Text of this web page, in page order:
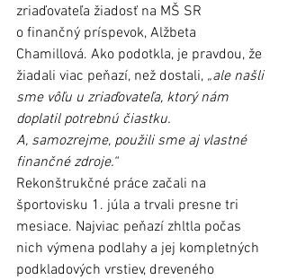
zriaďovateľa žiadosť na MŠ SR
o finančný príspevok, Alžbeta
Chamillová. Ako podotkla, je pravdou, že
žiadali viac peňazí, než dostali, „ale našli
sme vôľu u zriaďovateľa, ktorý nám
doplatil potrebnú čiastku.
A, samozrejme, použili sme aj vlastné
finančné zdroje.“
Rekonštrukčné práce začali na
športovisku 1. júla a trvali presne tri
mesiace. Najviac peňazí zhltla počas
nich výmena podlahy a jej kompletných
podkladových vrstiev, dreveného